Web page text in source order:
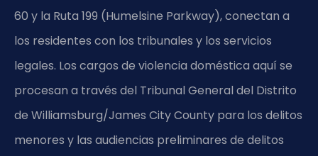
60 y la Ruta 199 (Humelsine Parkway), conectan a
los residentes con los tribunales y los servicios
legales. Los cargos de violencia doméstica aquí se
procesan a través del Tribunal General del Distrito
de Williamsburg/James City County para los delitos
menores y las audiencias preliminares de delitos